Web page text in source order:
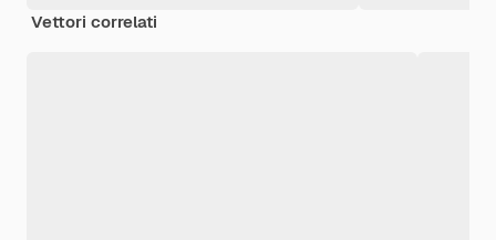
Vettori correlati